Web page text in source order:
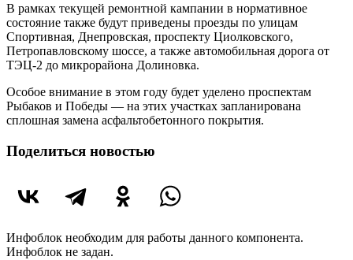
В рамках текущей ремонтной кампании в нормативное
состояние также будут приведены проезды по улицам
Спортивная, Днепровская, проспекту Циолковского,
Петропавловскому шоссе, а также автомобильная дорога от
ТЭЦ-2 до микрорайона Долиновка.
Особое внимание в этом году будет уделено проспектам
Рыбаков и Победы — на этих участках запланирована
сплошная замена асфальтобетонного покрытия.
Поделиться новостью
Инфоблок необходим для работы данного компонента.
Инфоблок не задан.